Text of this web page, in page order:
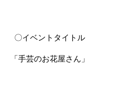
〇イベントタイトル
「手芸のお花屋さん」